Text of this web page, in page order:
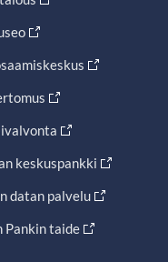
keskuspankki
datan palvelu
Pankin taide